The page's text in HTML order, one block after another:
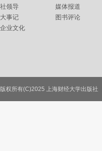
社领导
大事记
企业文化
媒体报道
图书评论
联系我们
版权所有(C)2025 上海财经大学出版社